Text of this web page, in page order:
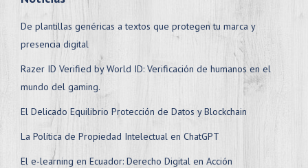
De plantillas genéricas a textos que protegen tu marca y
presencia digital
Razer ID Verified by World ID: Verificación de humanos en el
mundo del gaming.
El Delicado Equilibrio Protección de Datos y Blockchain
La Política de Propiedad Intelectual en ChatGPT
El e-learning en Ecuador: Derecho Digital en Acción